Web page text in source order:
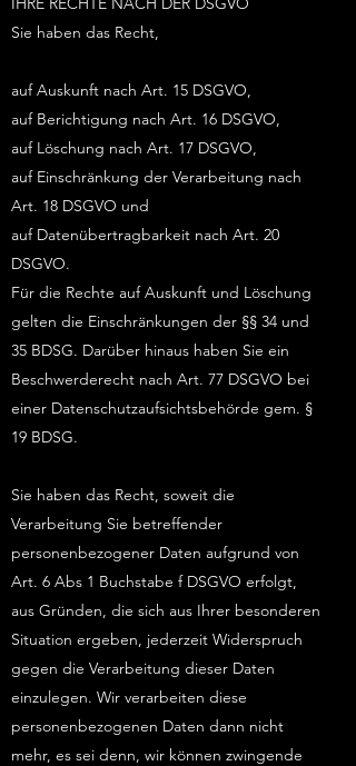
Sie haben das Recht,
auf Auskunft nach Art. 15 DSGVO,
auf Berichtigung nach Art. 16 DSGVO,
auf Löschung nach Art. 17 DSGVO,
auf Einschränkung der Verarbeitung nach
Art. 18 DSGVO und
auf Datenübertragbarkeit nach Art. 20
DSGVO.
Für die Rechte auf Auskunft und Löschung
gelten die Einschränkungen der §§ 34 und
35 BDSG. Darüber hinaus haben Sie ein
Beschwerderecht nach Art. 77 DSGVO bei
einer Datenschutzaufsichtsbehörde gem. §
19 BDSG.
Sie haben das Recht, soweit die
Verarbeitung Sie betreffender
personenbezogener Daten aufgrund von
Art. 6 Abs 1 Buchstabe f DSGVO erfolgt,
aus Gründen, die sich aus Ihrer besonderen
Situation ergeben, jederzeit Widerspruch
gegen die Verarbeitung dieser Daten
einzulegen. Wir verarbeiten diese
personenbezogenen Daten dann nicht
mehr, es sei denn, wir können zwingende